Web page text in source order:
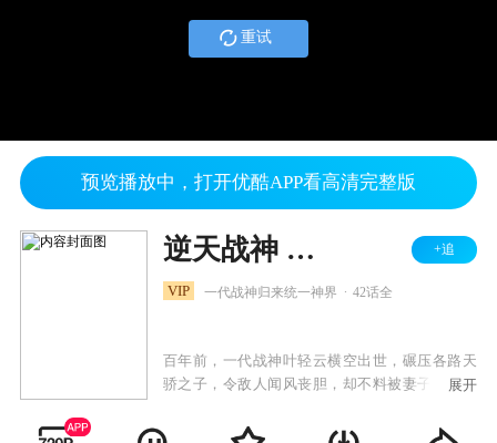
重试
预览播放中，打开优酷APP看高清完整版
逆天战神 第二季 +追
VIP 一代战神归来统一神界 42话全
百年前，一代战神叶轻云横空出世，碾压各路天
骄之子，令敌人闻风丧胆，却不料被妻子洛灵，
进入黄金时代，妖孽人物疯狂涌现！叶轻云成为
展开